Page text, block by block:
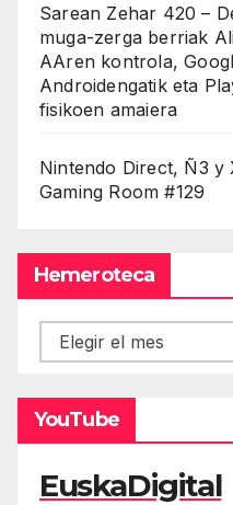
Sarean Zehar 420 –
muga-zerga berriak
AAren kontrola,
Androidengatik eta
fisikoen amaiera
Nintendo Direct, Ñ3 y
Gaming Room #129
Hemeroteca
Hemeroteca
YouTube
EuskaDigital